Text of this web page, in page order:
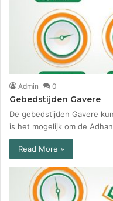
Admin 0
Gebedstijden Gavere
De gebedstijden Gavere
is het mogelijk om de
Read More »